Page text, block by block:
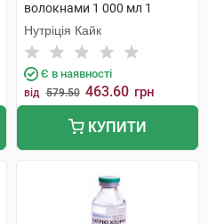
волокнами 1 000 мл 1
флакон
Нутріція Кайк
Є в наявності
від 579.50 463.60 грн
КУПИТИ